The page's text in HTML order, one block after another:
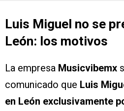
Luis Miguel no se
León: los motivos
La empresa Musicvibemx
comunicado que Luis
en León exclusivamente